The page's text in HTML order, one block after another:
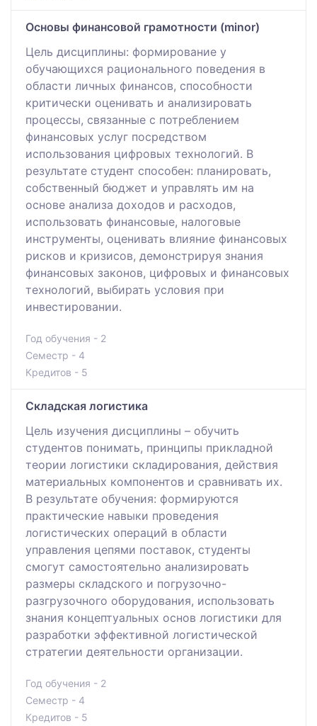
Основы финансовой грамотности (minor)
Цель дисциплины: формирование у
обучающихся рационального поведения в
области личных финансов, способности
критически оценивать и анализировать
процессы, связанные с потреблением
финансовых услуг посредством
использования цифровых технологий. В
результате студент способен: планировать,
собственный бюджет и управлять им на
основе анализа доходов и расходов,
использовать финансовые, налоговые
инструменты, оценивать влияние финансовых
рисков и кризисов, демонстрируя знания
финансовых законов, цифровых и финансовых
технологий, выбирать условия при
инвестировании.
Год обучения - 2
Семестр - 4
Кредитов - 5
Складская логистика
Цель изучения дисциплины – обучить
студентов понимать, принципы прикладной
теории логистики складирования, действия
материальных компонентов и сравнивать их.
В результате обучения: формируются
практические навыки проведения
логистических операций в области
управления цепями поставок, студенты
смогут самостоятельно анализировать
размеры складского и погрузочно-
разгрузочного оборудования, использовать
знания концептуальных основ логистики для
разработки эффективной логистической
стратегии деятельности организации.
Год обучения - 2
Семестр - 4
Кредитов - 5